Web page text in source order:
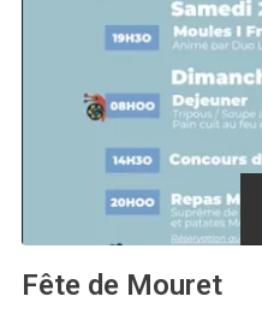
Fête de Mouret